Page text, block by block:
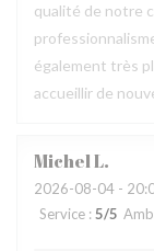
qualité de notre
également très
accueillir de
MichelL
2026-08-04 -
Service : 5/5